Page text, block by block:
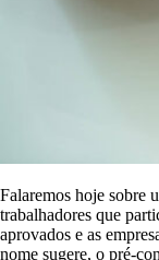
Falaremos hoje sobre
trabalhadores que
aprovados e as
nome sugere, o pré-